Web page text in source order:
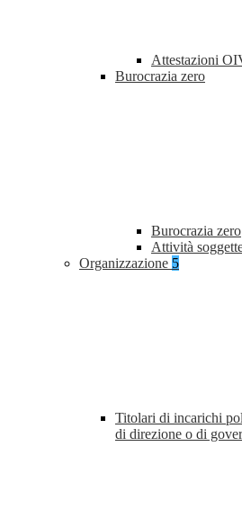
Attestazioni
Burocrazia zero
Burocrazia zero
Attività
Organizzazione 5
Titolari di incarichi
di direzione o di